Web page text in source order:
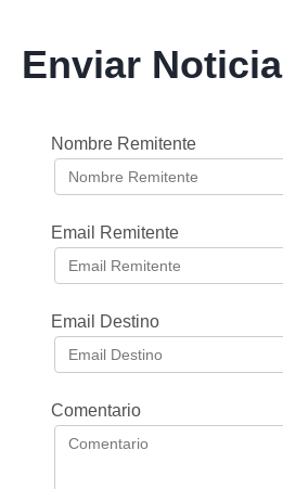
Enviar Noticia
Nombre Remitente
Email Remitente
Email Destino
Comentario